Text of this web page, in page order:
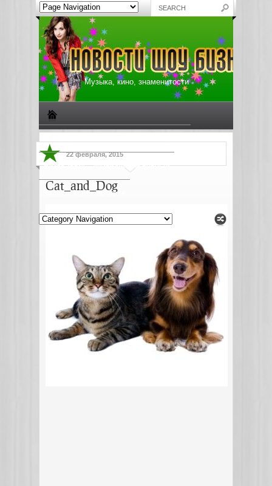
Музыка, кино, знаменитости
Жизнь звезд Музыкальные новости
Новости киноиндустрии
22 февраля, 2015
Cat_and_Dog